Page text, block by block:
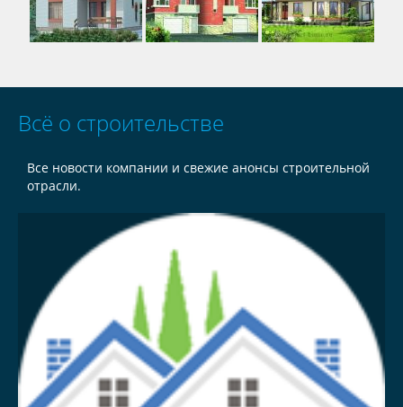
Всё о строительстве
Все новости компании и свежие анонсы строительной
отрасли.